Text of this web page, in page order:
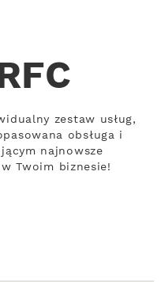
zestaw usług,
obsługa i
najnowsze
Twoim biznesie!